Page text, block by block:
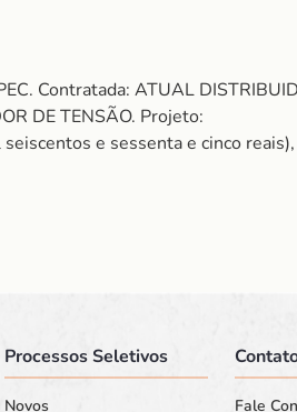
Contratada: ATUAL
DE TENSÃO. Projeto:
e sessenta e cinco
Processos Seletivos
Novos Fale